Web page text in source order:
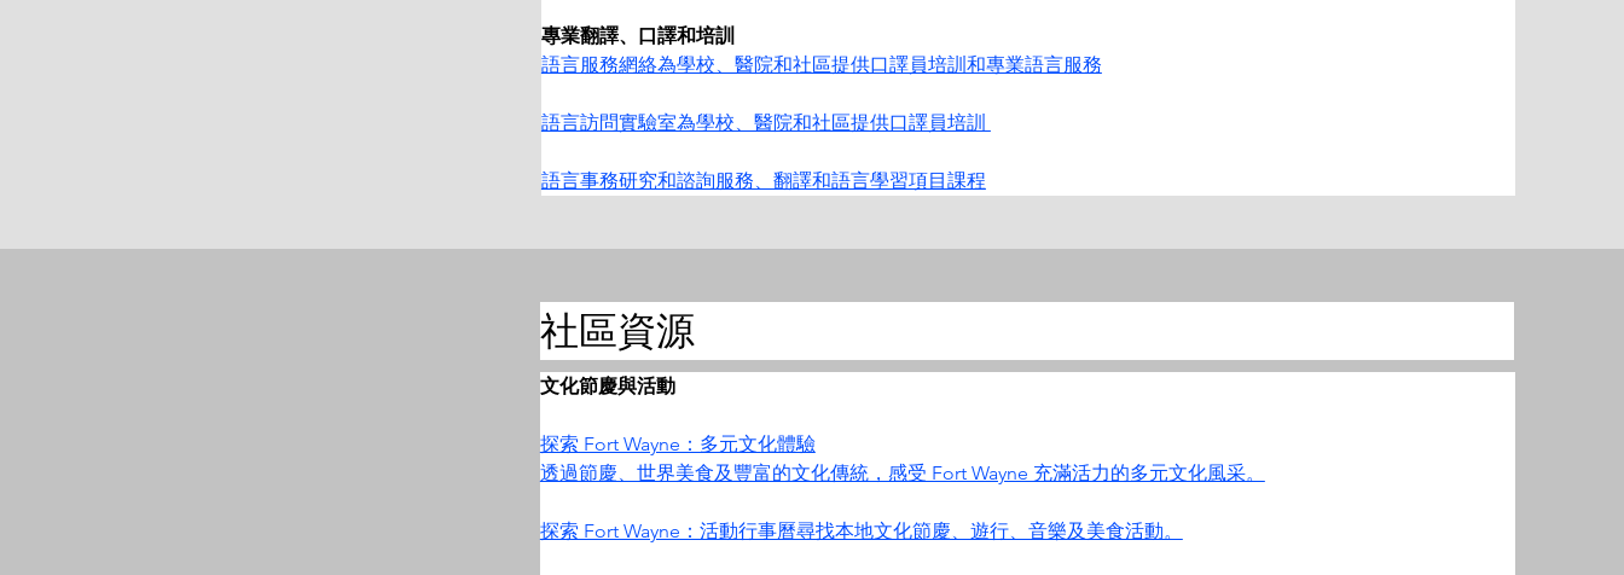
專業翻譯、口譯和培訓
語言服務網絡為學校、醫院和社區提供口譯員培訓和專業語言服務
語言訪問實驗室為學校、醫院和社區提供口譯員培訓
語言事務研究和諮詢服務、翻譯和語言學習項目課程
社區資源
文化節慶與活動
探索 Fort Wayne：多元文化體驗
透過節慶、世界美食及豐富的文化傳統，感受 Fort Wayne 充滿活力的多元文化風采。
探索 Fort Wayne：活動行事曆尋找本地文化節慶、遊行、音樂及美食活動。